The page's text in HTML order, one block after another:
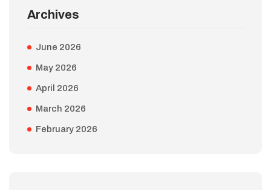
Archives
June 2026
May 2026
April 2026
March 2026
February 2026